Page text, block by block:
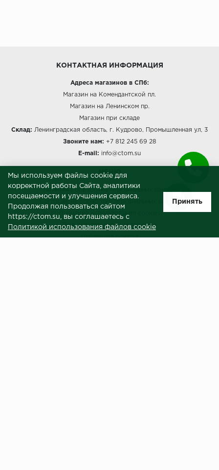
КОНТАКТНАЯ ИНФОРМАЦИЯ
Адреса магазинов в СПб:
Магазин на Комендантской пл.
Магазин на Ленинском пр.
Магазин при складе
Склад: Ленинградская область, г. Кудрово, Промышленная ул, 3
Звоните нам: +7 812 245 69 28
E-mail: info@ctom.su
МЕНЮ
Политика обработки персональных данных
Согласие на обработку персональных данных
Пользовательское соглашение
Публичная оферта
Мы используем файлы cookie для
корректной работы Сайта, аналитики
посещаемости и улучшения сервиса.
Продолжая пользоваться сайтом
https://ctom.su, вы соглашаетесь с
Политикой использования файлов cookie
Принять